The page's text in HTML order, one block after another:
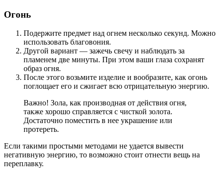
Огонь
Подержите предмет над огнем несколько секунд. Можно
использовать благовония.
Другой вариант — зажечь свечу и наблюдать за
пламенем две минуты. При этом ваши глаза сохранят
образ огня.
После этого возьмите изделие и вообразите, как огонь
поглощает его и сжигает всю отрицательную энергию.
Важно! Зола, как производная от действия огня,
также хорошо справляется с чисткой золота.
Достаточно поместить в нее украшение или
протереть.
Если такими простыми методами не удается вывести
негативную энергию, то возможно стоит отнести вещь на
переплавку.